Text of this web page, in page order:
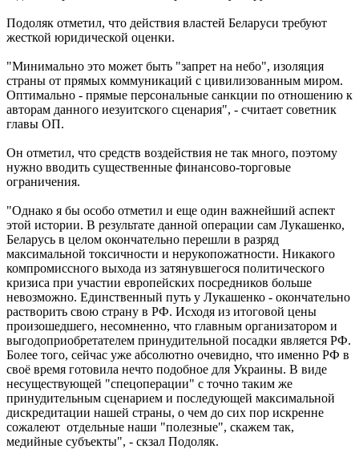
Подоляк отметил, что действия властей Беларуси требуют
жесткой юридической оценки.
"Минимально это может быть "запрет на небо", изоляция
страны от прямых коммуникаций с цивилизованным миром.
Оптимально - прямые персональные санкции по отношению к
авторам данного иезуитского сценария", - считает советник
главы ОП.
Он отметил, что средств воздействия не так много, поэтому
нужно вводить существенные финансово-торговые
ограничения.
"Однако я бы особо отметил и еще один важнейший аспект
этой истории. В результате данной операции сам Лукашенко,
Беларусь в целом окончательно перешли в разряд
максимальной токсичности и нерукопожатности. Никакого
компромиссного выхода из затянувшегося политического
кризиса при участии европейских посредников больше
невозможно. Единственный путь у Лукашенко - окончательно
растворить свою страну в РФ. Исходя из итоговой цены
произошедшего, несомненно, что главным организатором и
выгодоприобретателем принудительной посадки является РФ.
Более того, сейчас уже абсолютно очевидно, что именно РФ в
своё время готовила нечто подобное для Украины. В виде
несуществующей "спецоперации" с точно таким же
принудительным сценарием и последующей максимальной
дискредитации нашей страны, о чем до сих пор искренне
сожалеют отдельные наши "полезные", скажем так,
медийные субъекты", - скзал Подоляк.